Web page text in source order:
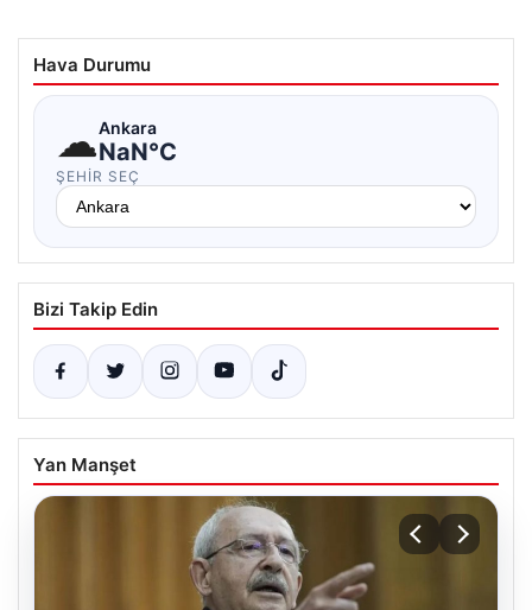
Hava Durumu
☁Ankara
NaN°C
ŞEHIR SEÇ
Bizi Takip Edin
Yan Manşet